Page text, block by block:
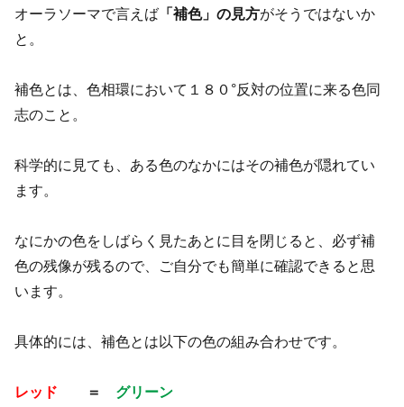
オーラソーマで言えば 「補色」の見方がそうではないか
と。
補色とは、色相環において１８０°反対の位置に来る色同
志のこと。
科学的に見ても、ある色のなかにはその補色が隠れてい
ます。
なにかの色をしばらく見たあとに目を閉じると、必ず補
色の残像が残るので、ご自分でも簡単に確認できると思
います。
具体的には、補色とは以下の色の組み合わせです。
レッド ＝ グリーン